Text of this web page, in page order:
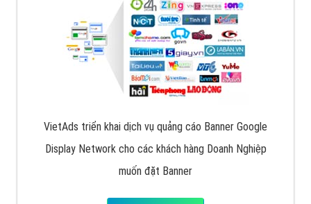
VietAds triển khai dịch vụ quảng cáo Banner Google
Display Network cho các khách hàng Doanh Nghiệp
muốn đặt Banner